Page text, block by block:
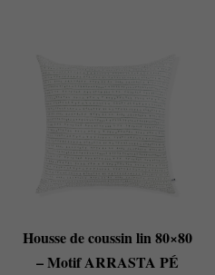
Housse de coussin lin 80×80
– Motif ARRASTA PÉ